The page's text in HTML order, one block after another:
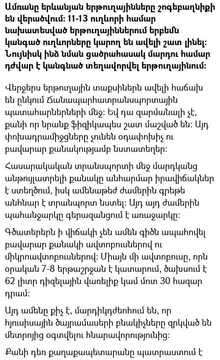
Ամռանը երևանյան երթուղայինները շոգեբաղնիքի
են վերածվում։ 11-13 ուղևորի համար
նախատեսված երթուղայիններում երբեմն
կանգած ուղևորները կարող են ավելի շատ լինել։
Նույնիսկ ինձ նման ցածրահասակ մարդու համար
դժվար է կանգնած տեղավորվել երթուղայինում։
Վերջերս երթուղային տաքսիներն ավելի հաճախ
են ընկում Ճանապարհատրանսպորտային
պատահարներների մեջ։ Եվ դա զարմանալի չէ,
քանի որ նրանք ֆիզիկապես շատ մաշված են։ Այդ
փոխադրամիջցները չունեն օդափոխիչ ու
բավարար քանակությամբ նստատեղեր։
Հասարակական տրանսպորտի մեջ մարդկանց
անթույլատրելի քանակը անհարմար իրավիճակներ
է ստեղծում, իսկ ամենաթեժ ժամերին գրեթե
անհնար է տրանպորտ նստել։ Այդ այդ ժամերին
պահանջարկը գերազանցում է առաջարկը։
Գծատերերն ի վիճակի չեն ամեն գիծն ապահովել
բավարար քանակի ավտոբուսներով ու
միկրոավտոբուսներով։ Միայն մի ավտոբուսը, որն
օրական 7-8 երթաշրջան է կատարում, ծախսում է
62 լիտր դիզելային վառելիք կամ մոտ 30 հազար
դրամ։
Այդ ամենը քիչ է, մարդիկդժեոհում են, որ
հյուսիսային ծայրամասերի բնակիչները զրկված են
մետրոյից օգտվելու հնարավորությունից։
Քանի դեռ քաղաքապետարանը պատրաստում է